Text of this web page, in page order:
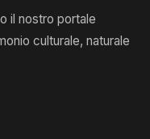
il nostro portale
culturale, naturale